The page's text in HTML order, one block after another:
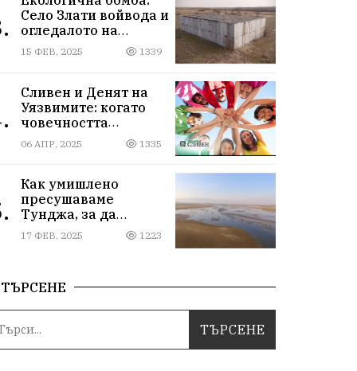
Село Злати войвода и
огледалото на
управлението
15 ФЕВ, 2025 1339
Сливен и Денят на
Уязвимите: когато
човечността
надмогва
предразсъдъците
06 АПР, 2025 1335
Как умишлено
пресушаваме
Тунджа, за да
пълним Марица и…
джобовете на частни
17 ФЕВ, 2025 1223
ТЪРСЕНЕ